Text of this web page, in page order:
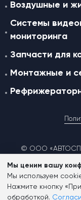
Воздушные и
Системы
мониторинга
Запчасти для
Монтажные и
© ООО
Согласие
Мы ценим вашу
Мы используем
Нажмите кнопку
обработкой.